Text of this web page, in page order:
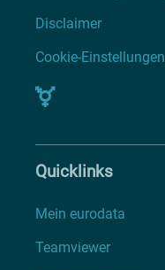
Disclaimer
Cookie-Einstellungen
Quicklinks
Mein eurodata
Teamviewer